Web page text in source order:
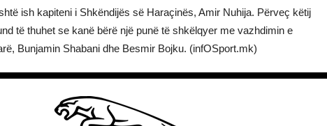
ish kapiteni i Shkëndijës së Haraçinës, Amir Nuhija. Përveç këtij
të thuhet se kanë bërë një punë të shkëlqyer me vazhdimin e
Bunjamin Shabani dhe Besmir Bojku. (infOSport.mk)